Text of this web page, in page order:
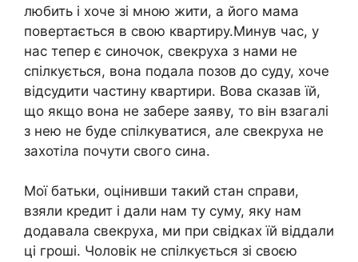
любить і хоче зі мною жити, а його мама
повертається в свою квартиру.Минув час, у
нас тепер є синочок, свекруха з нами не
спілкується, вона подала позов до суду, хоче
відсудити частину квартири. Вова сказав їй,
що якщо вона не забере заяву, то він взагалі
з нею не буде спілкуватися, але свекруха не
захотіла почути свого сина.
Мої батьки, оцінивши такий стан справи,
взяли кредит і дали нам ту суму, яку нам
додавала свекруха, ми при свідках їй віддали
ці гроші. Чоловік не спілкується зі своєю